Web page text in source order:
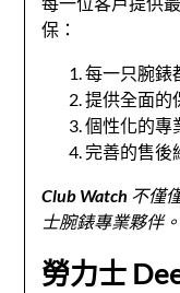
保：
每一只腕錶
提供全面的
個性化的專
完善的售後
Club Watch 不僅
士腕錶專業夥伴。
勞力士